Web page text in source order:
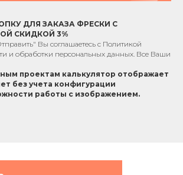
ДЛЯ ЗАКАЗА ФРЕСКИ С
СКИДКОЙ 3%
Вы соглашаетесь с Политикой
и обработки персональных данных. Все Ваши
проектам калькулятор отображает
без учета конфигурации
работы с изображением.